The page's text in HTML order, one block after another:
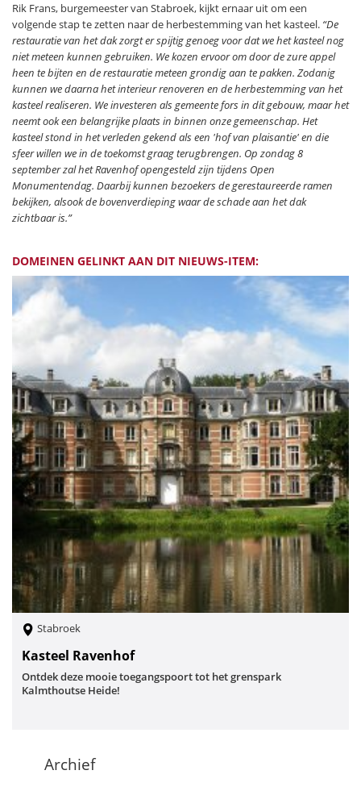
Rik Frans, burgemeester van Stabroek, kijkt ernaar uit om een
volgende stap te zetten naar de herbestemming van het kasteel. “De
restauratie van het dak zorgt er spijtig genoeg voor dat we het kasteel nog
niet meteen kunnen gebruiken. We kozen ervoor om door de zure appel
heen te bijten en de restauratie meteen grondig aan te pakken. Zodanig
kunnen we daarna het interieur renoveren en de herbestemming van het
kasteel realiseren. We investeren als gemeente fors in dit gebouw, maar het
neemt ook een belangrijke plaats in binnen onze gemeenschap. Het
kasteel stond in het verleden gekend als een 'hof van plaisantie' en die
sfeer willen we in de toekomst graag terugbrengen. Op zondag 8
september zal het Ravenhof opengesteld zijn tijdens Open
Monumentendag. Daarbij kunnen bezoekers de gerestaureerde ramen
bekijken, alsook de bovenverdieping waar de schade aan het dak
zichtbaar is.”
DOMEINEN GELINKT AAN DIT NIEUWS-ITEM:
Stabroek
Kasteel Ravenhof
Ontdek deze mooie toegangspoort tot het grenspark
Kalmthoutse Heide!
Archief